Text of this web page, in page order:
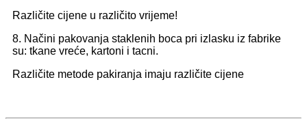
Različite cijene u različito vrijeme!
8. Načini pakovanja staklenih boca pri izlasku iz fabrike
su: tkane vreće, kartoni i tacni.
Različite metode pakiranja imaju različite cijene